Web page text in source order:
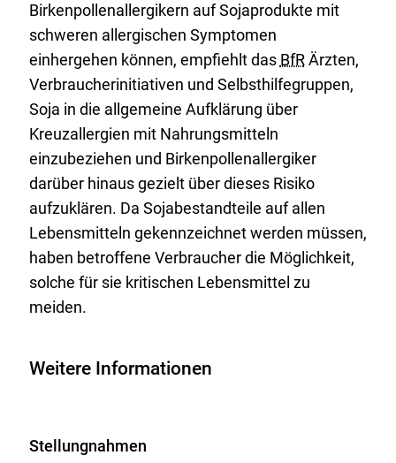
Birkenpollenallergikern auf Sojaprodukte mit
schweren allergischen Symptomen
einhergehen können, empfiehlt das BfRÄrzten,
Verbraucherinitiativen und Selbsthilfegruppen,
Soja in die allgemeine Aufklärung über
Kreuzallergien mit Nahrungsmitteln
einzubeziehen und Birkenpollenallergiker
darüber hinaus gezielt über dieses Risiko
aufzuklären. Da Sojabestandteile auf allen
Lebensmitteln gekennzeichnet werden müssen,
haben betroffene Verbraucher die Möglichkeit,
solche für sie kritischen Lebensmittel zu
meiden.
Weitere Informationen
Stellungnahmen